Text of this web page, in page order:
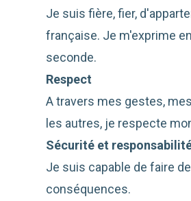
Je suis fière, fier,
française. Je m'exprime
seconde.
Respect
A travers mes gestes,
les autres, je respecte
Sécurité et
Je suis capable de faire
conséquences.